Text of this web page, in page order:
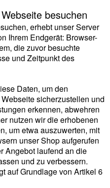
besuchen
erhebt unser Server
Ihrem Endgerät: Browser-
die zuvor besuchte
und Zeitpunkt des
Daten, um den
sicherzustellen und
erkennen, abwehren
nutzen wir die erhobenen
um etwa auszuwerten, mit
unser Shop aufgerufen
Angebot laufend an die
und zu verbessern.
auf Grundlage von Artikel 6